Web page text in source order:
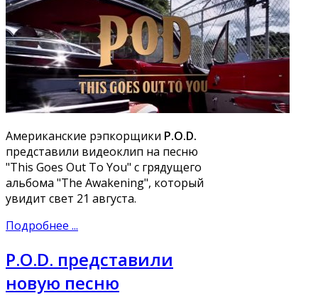
Американские рэпкорщики P.O.D.
представили видеоклип на песню
"This Goes Out To You" с грядущего
альбома "The Awakening", который
увидит свет 21 августа.
Подробнее ...
P.O.D. представили
новую песню